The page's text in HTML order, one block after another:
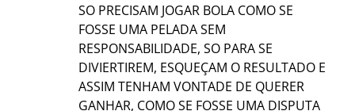
SO PRECISAM JOGAR BOLA COMO SE
FOSSE UMA PELADA SEM
RESPONSABILIDADE, SO PARA SE
DIVIERTIREM, ESQUEÇAM O RESULTADO E
ASSIM TENHAM VONTADE DE QUERER
GANHAR, COMO SE FOSSE UMA DISPUTA